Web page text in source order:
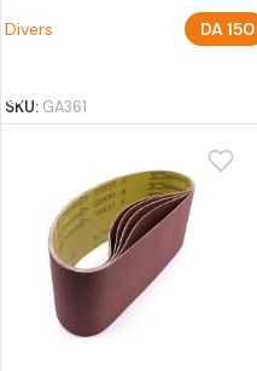
Divers DA150
SKU: GA361